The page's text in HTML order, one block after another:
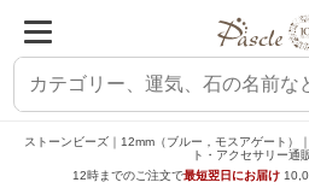
ストーンビーズ｜12mm（ブルー，モスアゲート）
ト・アクセサリー通
12時までのご注文で最短翌日にお届け